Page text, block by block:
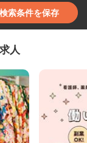
検索条件を保存
人